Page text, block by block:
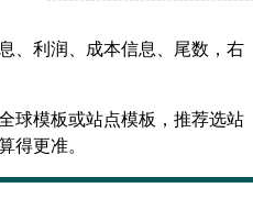
、利润、成本信息、尾数，右
球模板或站点模板，推荐选站
得更准。